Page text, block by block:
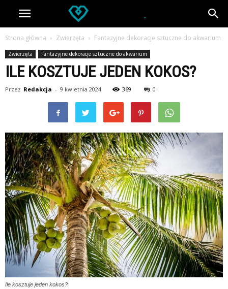
Strona główna Zwierzęta Fantazyjne dekoracje sztuczne do akwarium
Zwierzęta Fantazyjne dekoracje sztuczne do akwarium
ILE KOSZTUJE JEDEN KOKOS?
Przez Redakcja - 9 kwietnia 2024 369 0
Ile kosztuje jeden kokos?